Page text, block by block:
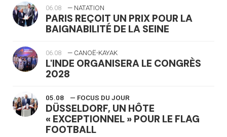
06.08 — NATATION
PARIS REÇOIT UN PRIX POUR LA
BAIGNABILITÉ DE LA SEINE
06.08 — CANOË-KAYAK
L'INDE ORGANISERA LE CONGRÈS
2028
05.08 — FOCUS DU JOUR
DÜSSELDORF, UN HÔTE
« EXCEPTIONNEL » POUR LE FLAG
FOOTBALL